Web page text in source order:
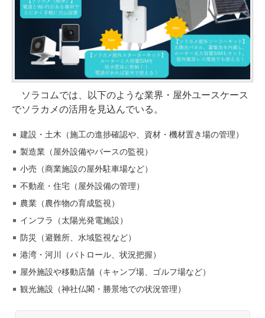
ソラコムでは、以下のような業界・屋外ユースケース
でソラカメの活用を見込んでいる。
建設・土木（施工の進捗確認や、資材・機材置き場の管理）
製造業（屋外設備やバースの監視）
小売（商業施設の屋外駐車場など）
不動産・住宅（屋外設備の管理）
農業（農作物の育成監視）
インフラ（太陽光発電施設）
防災（避難所、水域監視など）
港湾・河川（パトロール、状況把握）
屋外施設や移動店舗（キャンプ場、ゴルフ場など）
観光施設（神社仏閣・勝景地での状況管理）